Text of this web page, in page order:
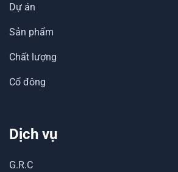
Dự án
Sản phẩm
Chất lượng
Cổ đông
Dịch vụ
G.R.C